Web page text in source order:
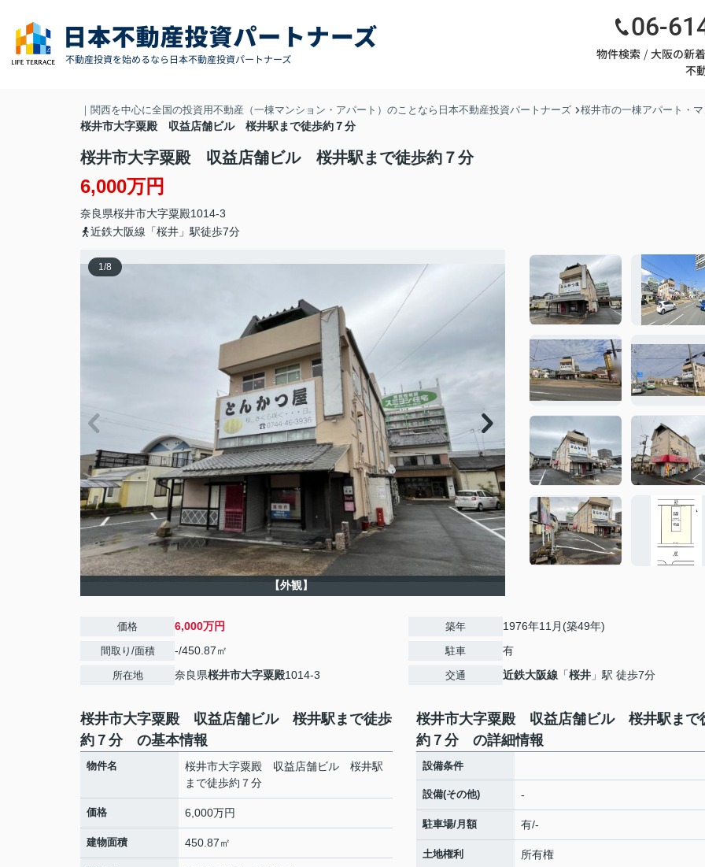
06-
物件検索
大阪の新
不
｜関西を中心に全国の投資用不動産（一棟マンション・アパート）のことなら日本不動産投資パートナーズ 桜井市の一棟アパート・
桜井市大字粟殿 収益店舗ビル 桜井駅まで徒歩約７分
桜井市大字粟殿 収益店舗ビル 桜井駅まで徒歩約７分
6,000万円
奈良県桜井市大字粟殿1014-3
近鉄大阪線「桜井」駅徒歩7分
1/8
【外観】
価格 6,000万円
間取り/面積 -/450.87㎡
所在地 奈良県桜井市大字粟殿1014-3
築年 1976年11月(築49年)
駐車 有
交通 近鉄大阪線 「桜井 」駅 徒歩7分
桜井市大字粟殿 収益店舗ビル 桜井駅まで徒歩
約７分 の基本情報
物件名
桜井市大字粟殿 収益店舗ビル 桜井駅
まで徒歩約７分
価格 6,000万円
建物面積 450.87㎡
桜井市大字粟殿 収益店舗ビル 桜井駅まで
約７分 の詳細情報
設備条件
設備(その他) -
駐車場/月額 有/-
土地権利 所有権